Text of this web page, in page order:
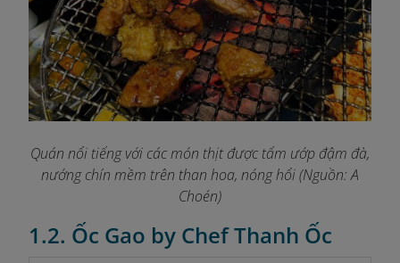
Quán nổi tiếng với các món thịt được tẩm ướp đậm đà,
nướng chín mềm trên than hoa, nóng hổi (Nguồn: A
Choén)
1.2. Ốc Gao by Chef Thanh Ốc